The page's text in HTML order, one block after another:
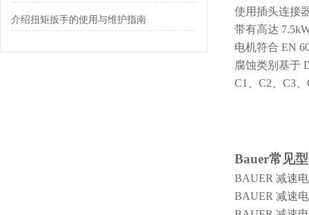
介绍扭矩扳手的使用与维护指南
使用插头连接
带有高达
电机符合 EN
腐蚀类别基于
C1、C2、C3
Bauer常见
BAUER 减速
BAUER 减速